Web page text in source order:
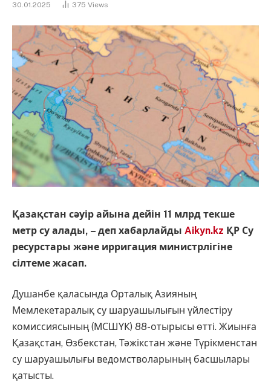
30.01.2025 375 Views
Қазақстан сәуір айына дейін 11 млрд текше
метр су алады, – деп хабарлайды Aikyn.kz ҚР Су
ресурстары және ирригация министрлігіне
сілтеме жасап.
Душанбе қаласында Орталық Азияның
Мемлекетаралық су шаруашылығын үйлестіру
комиссиясының (МСШҮК) 88-отырысы өтті. Жиынға
Қазақстан, Өзбекстан, Тәжікстан және Түрікменстан
су шаруашылығы ведомстволарының басшылары
қатысты.